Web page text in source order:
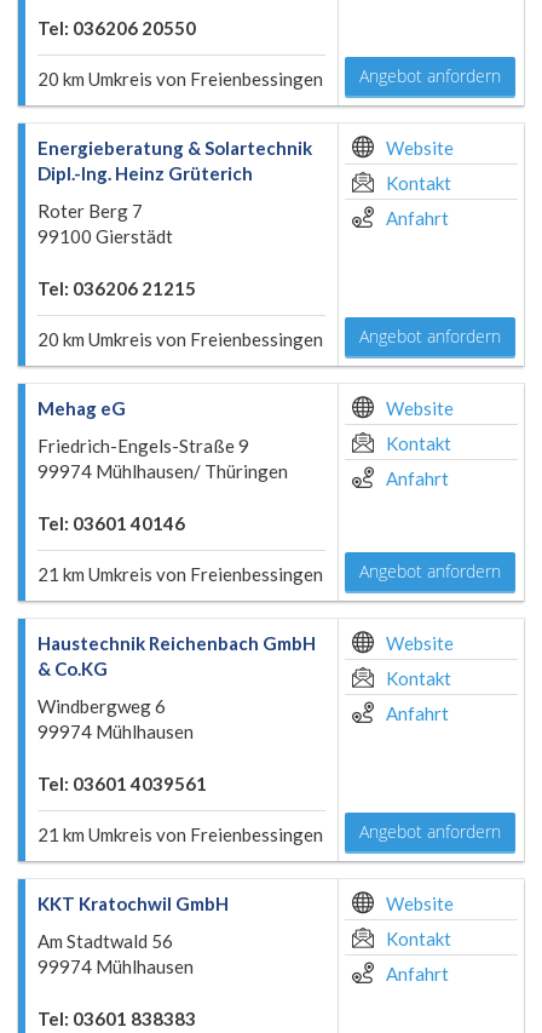
Tel: 036206 20550
20 km Umkreis von Freienbessingen Angebot anfordern
Energieberatung & Solartechnik
Dipl.-Ing. Heinz Grüterich
Roter Berg 7
99100 Gierstädt
Tel: 036206 21215
20 km Umkreis von Freienbessingen
Website
Kontakt
Anfahrt
Angebot anfordern
Mehag eG
Friedrich-Engels-Straße 9
99974 Mühlhausen/ Thüringen
Tel: 03601 40146
21 km Umkreis von Freienbessingen
Website
Kontakt
Anfahrt
Angebot anfordern
Haustechnik Reichenbach GmbH
& Co.KG
Windbergweg 6
99974 Mühlhausen
Tel: 03601 4039561
21 km Umkreis von Freienbessingen
Website
Kontakt
Anfahrt
Angebot anfordern
KKT Kratochwil GmbH
Am Stadtwald 56
99974 Mühlhausen
Tel: 03601 838383
Website
Kontakt
Anfahrt